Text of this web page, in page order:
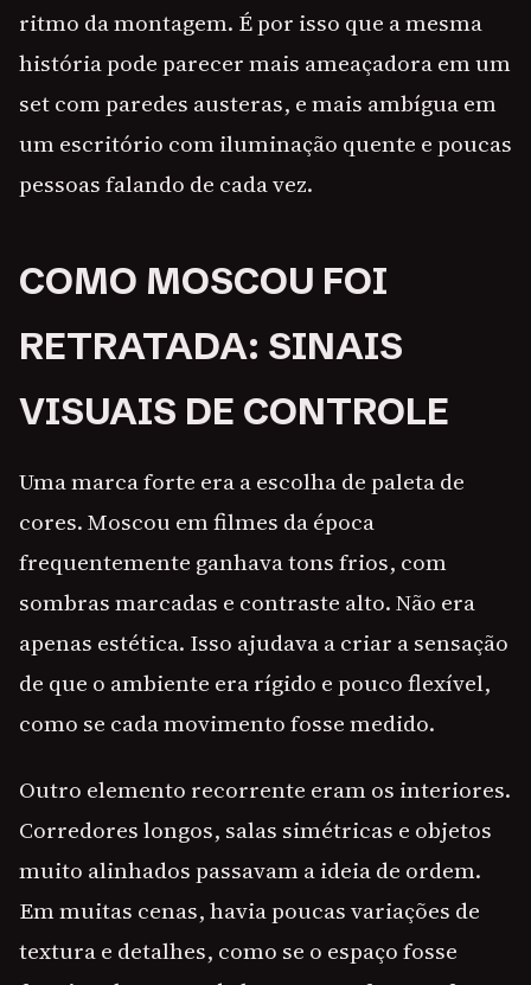
ritmo da montagem. É por isso que a mesma
história pode parecer mais ameaçadora em um
set com paredes austeras, e mais ambígua em
um escritório com iluminação quente e poucas
pessoas falando de cada vez.
COMO MOSCOU FOI
RETRATADA: SINAIS
VISUAIS DE CONTROLE
Uma marca forte era a escolha de paleta de
cores. Moscou em filmes da época
frequentemente ganhava tons frios, com
sombras marcadas e contraste alto. Não era
apenas estética. Isso ajudava a criar a sensação
de que o ambiente era rígido e pouco flexível,
como se cada movimento fosse medido.
Outro elemento recorrente eram os interiores.
Corredores longos, salas simétricas e objetos
muito alinhados passavam a ideia de ordem.
Em muitas cenas, havia poucas variações de
textura e detalhes, como se o espaço fosse